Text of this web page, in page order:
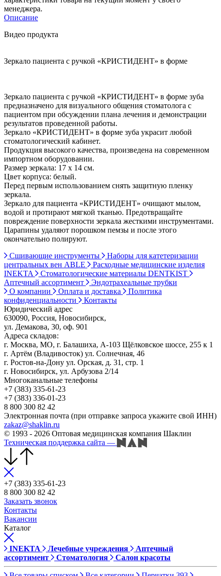
менеджера.
Описание
Видео продукта
Зеркало пациента с ручкой «КРИСТИДЕНТ» в форме
Зеркало пациента с ручкой «КРИСТИДЕНТ» в форме зуба
предназначено для визуального общения стоматолога с
пациентом при обсуждении плана лечения и демонстрации
результатов проведенной работы.
Зеркало «КРИСТИДЕНТ» в форме зуба украсит любой
стоматологический кабинет.
Продукция высокого качества, произведена на современном
импортном оборудовании.
Размер зеркала: 17 х 14 см.
Цвет корпуса: белый.
Перед первым использованием снять защитную пленку
зеркала.
Зеркало для пациента «КРИСТИДЕНТ» очищают мылом,
водой и протирают мягкой тканью. Предотвращайте
повреждение поверхности зеркала жесткими инструментами.
Царапины удаляют порошком пемзы и после этого
окончательно полируют.
Сшивающие инструменты
Наборы для катетеризации
центральных вен ABLE
Расходные медицинские изделия
INEKTA
Стоматологические материалы DENTKIST
Аптечный ассортимент
Эндотрахеальные трубки
О компании
Оплата и доставка
Политика
конфиденциальности
Контакты
Юридический адрес
630090, Россия, Новосибирск,
ул. Демакова, 30, оф. 901
Адреса складов:
г. Москва, МО, г. Балашиха, А-103 Щёлковское шоссе, 255 к 1
г. Артём (Владивосток) ул. Солнечная, 46
г. Ростов-на-Дону ул. Орская, д. 31, стр. 1
г. Новосибирск, ул. Арбузова 2/14
Многоканальные телефоны
+7 (383) 335-61-23
+7 (383) 336-01-23
8 800 300 82 42
Электронная почта (при отправке запроса укажите свой ИНН)
zakaz@shaklin.ru
© 1993 - 2026 Оптовая медицинская компания Шаклин
Техническая поддержка сайта —
+7 (383) 335-61-23
8 800 300 82 42
Заказать звонок
Контакты
Вакансии
Каталог
INEKTA Лечебные учреждения
Аптечный
ассортимент
Стоматология Салон красоты